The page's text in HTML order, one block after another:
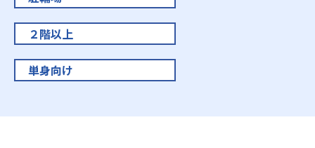
２階以上
単身向け